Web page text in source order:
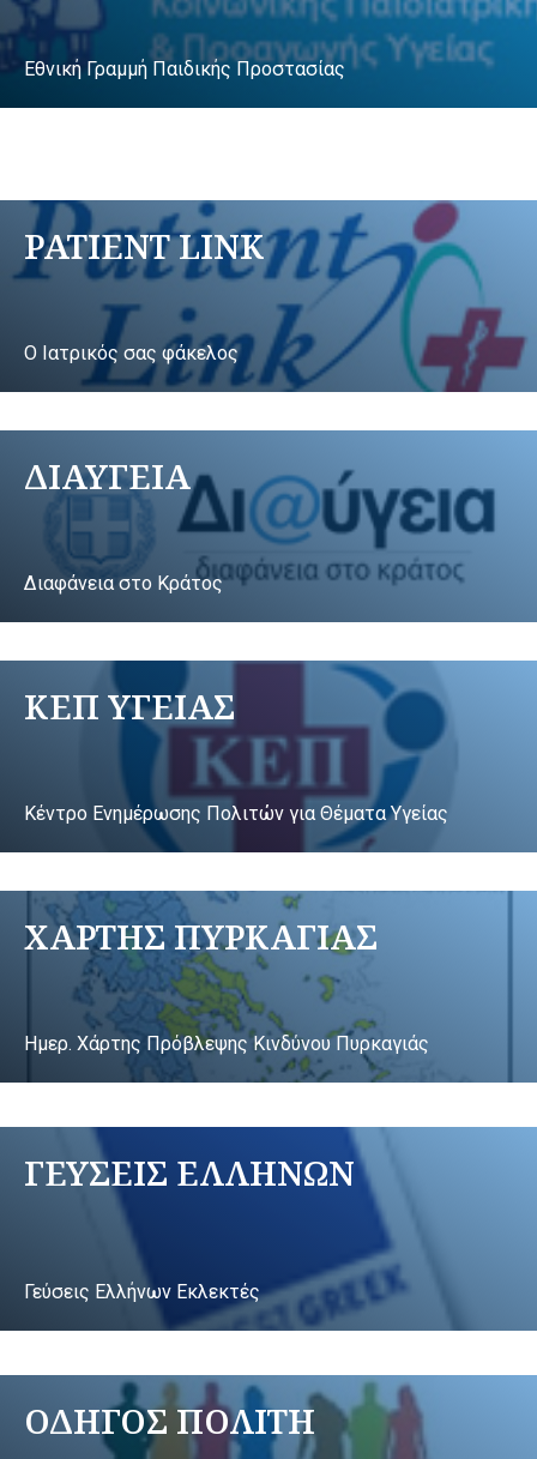
Εθνική Γραμμή Παιδικής Προστασίας
PATIENT LINK
Ο Ιατρικός σας φάκελος
ΔΙΑΥΓΕΙΑ
Διαφάνεια στο Κράτος
ΚΕΠ ΥΓΕΙΑΣ
Κέντρο Ενημέρωσης Πολιτών για Θέματα Υγείας
ΧΑΡΤΗΣ ΠΥΡΚΑΓΙΑΣ
Ημερ. Χάρτης Πρόβλεψης Κινδύνου Πυρκαγιάς
ΓΕΥΣΕΙΣ ΕΛΛΗΝΩΝ
Γεύσεις Ελλήνων Εκλεκτές
ΟΔΗΓΟΣ ΠΟΛΙΤΗ